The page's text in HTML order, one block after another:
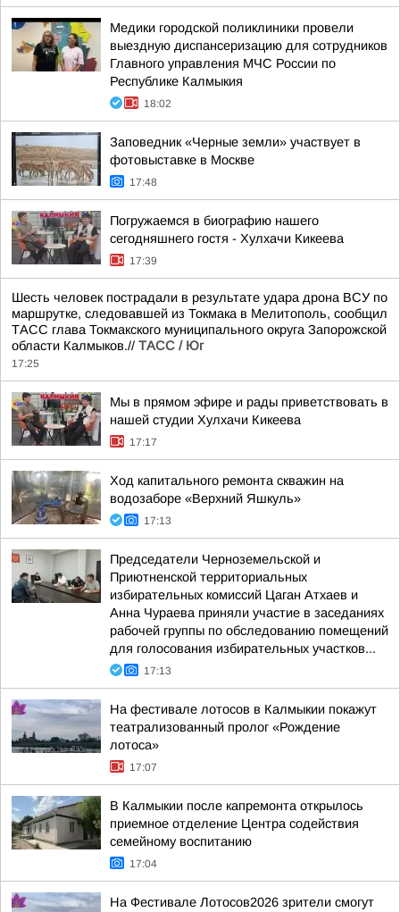
Медики городской поликлиники провели
выездную диспансеризацию для сотрудников
Главного управления МЧС России по
Республике Калмыкия
18:02
Заповедник «Черные земли» участвует в
фотовыставке в Москве
17:48
Погружаемся в биографию нашего
сегодняшнего гостя - Хулхачи Кикеева
17:39
Шесть человек пострадали в результате удара дрона ВСУ по
маршрутке, следовавшей из Токмака в Мелитополь, сообщил
ТАСС глава Токмакского муниципального округа Запорожской
области Калмыков.// ТАСС / Юг
17:25
Мы в прямом эфире и рады приветствовать в
нашей студии Хулхачи Кикеева
17:17
Ход капитального ремонта скважин на
водозаборе «Верхний Яшкуль»
17:13
Председатели Черноземельской и
Приютненской территориальных
избирательных комиссий Цаган Атхаев и
Анна Чураева приняли участие в заседаниях
рабочей группы по обследованию помещений
для голосования избирательных участков...
17:13
На фестивале лотосов в Калмыкии покажут
театрализованный пролог «Рождение
лотоса»
17:07
В Калмыкии после капремонта открылось
приемное отделение Центра содействия
семейному воспитанию
17:04
На Фестивале Лотосов2026 зрители смогут